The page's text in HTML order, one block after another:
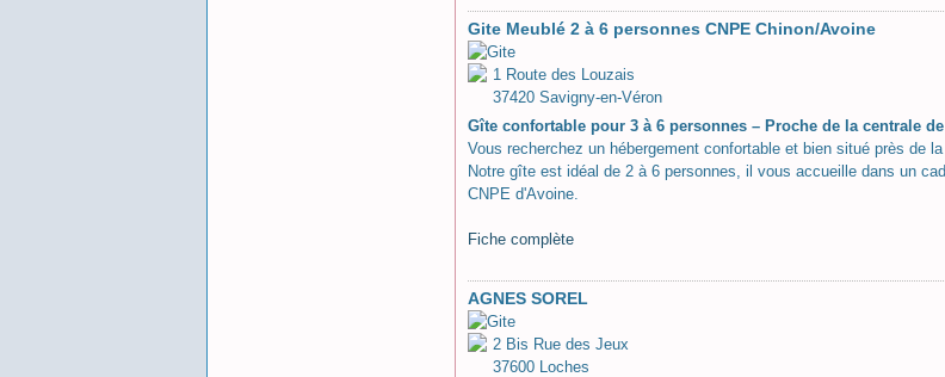
Gite Meublé 2 à 6 personnes CNPE Chinon/Avoine
1 Route des Louzais
37420 Savigny-en-Véron
Gîte confortable pour 3 à 6 personnes – Proche de la centrale
Vous recherchez un hébergement confortable et bien situé près de
Notre gîte est idéal de 2 à 6 personnes, il vous accueille dans un
CNPE d'Avoine.
Fiche complète
AGNES SOREL
2 Bis Rue des Jeux
37600 Loches